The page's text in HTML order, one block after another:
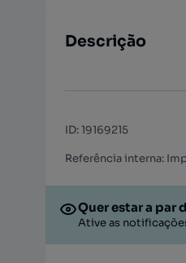
Descrição
ID:19169215
Referência interna:
Quer estar a par
Ative as